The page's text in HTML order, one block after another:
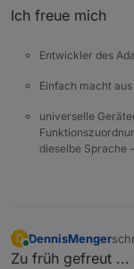
Ich freue mich
Entwickler des
Einfach macht
universelle
dieselbe Sprache
D
Online
DennisMenger
Zu früh gefreut ...